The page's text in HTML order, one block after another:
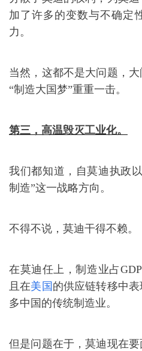
加了许多的变数与不确定
力。
当然，这都不是大问题，
“制造大国梦”重重一击。
第三，高温毁灭工业化。
我们都知道，自莫迪执政
制造”这一战略方向。
不得不说，莫迪干得不赖。
在莫迪任上，制造业占
且在美国 的供应链转移中
多中国的传统制造业。
但是问题在于，莫迪现在